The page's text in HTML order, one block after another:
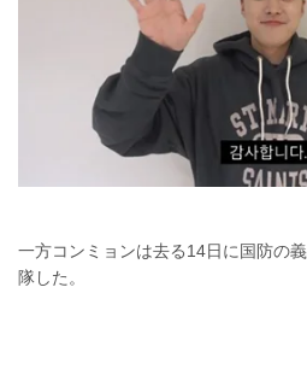
一方コンミョンは去る14日に国防の
隊した。